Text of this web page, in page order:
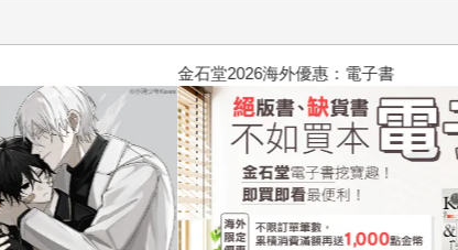
不覺間她竟成為我最親近 台灣角川2026漫畫博覽會